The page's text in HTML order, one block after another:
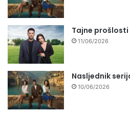
Tajne
11/06/2026
Nasljednik
10/06/2026